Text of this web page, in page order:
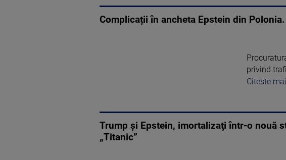
Complicații în ancheta Epstein din
privind
Citeste
Trump şi Epstein, imortalizaţi într-o nouă
„Titanic”